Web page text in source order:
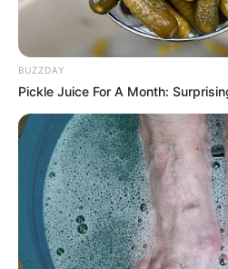
BUZZDAY
Pickle Juice For A Month: